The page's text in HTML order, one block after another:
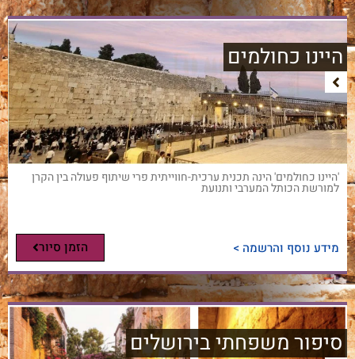
היינו כחולמים
'היינו כחולמים' הינה תכנית ערכית-חווייתית פרי שיתוף פעולה בין הקרן
למורשת הכותל המערבי ותנועת
מידע נוסף והרשמה > הזמן סיור
סיפור משפחתי בירושלים